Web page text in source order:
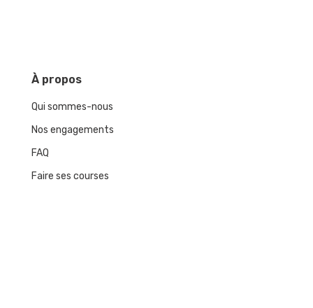
Àpropos
Qui sommes-nous
Nos engagements
FAQ
Faire ses courses